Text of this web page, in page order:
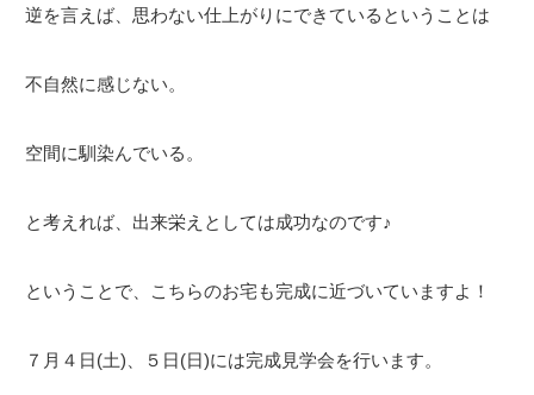
逆を言えば、思わない仕上がりにできているということは
不自然に感じない。
空間に馴染んでいる。
と考えれば、出来栄えとしては成功なのです♪
ということで、こちらのお宅も完成に近づいていますよ！
７月４日(土)、５日(日)には完成見学会を行います。